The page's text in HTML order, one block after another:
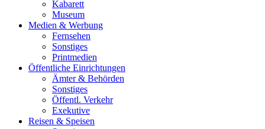
Kabarett
Museum
Medien & Werbung
Fernsehen
Sonstiges
Printmedien
Öffentliche Einrichtungen
Ämter & Behörden
Sonstiges
Öffentl. Verkehr
Exekutive
Reisen & Speisen